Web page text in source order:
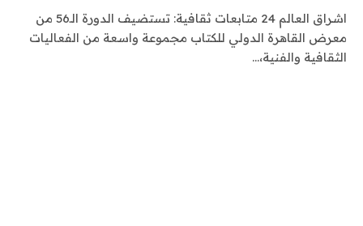
اشراق العالم 24 متابعات ثقافية: تستضيف الدورة الـ56 من
معرض القاهرة الدولي للكتاب مجموعة واسعة من الفعاليات
الثقافية والفنية،…